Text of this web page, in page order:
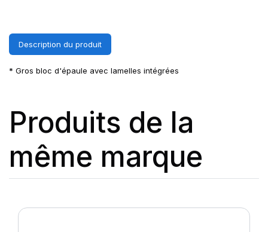
Description du produit
* Gros bloc d'épaule avec lamelles intégrées
Produits de la
même marque